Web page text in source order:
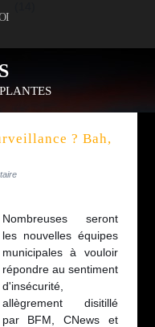
? Bah,
Nombreuses seront
les nouvelles équipes
municipales à vouloir
répondre au sentiment
d'insécurité,
allègrement disitillé
par BFM, CNews et